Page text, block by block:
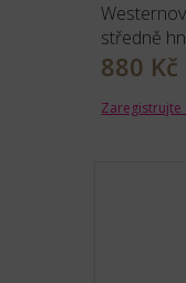
středně
880 Kč
Zaregistrujte